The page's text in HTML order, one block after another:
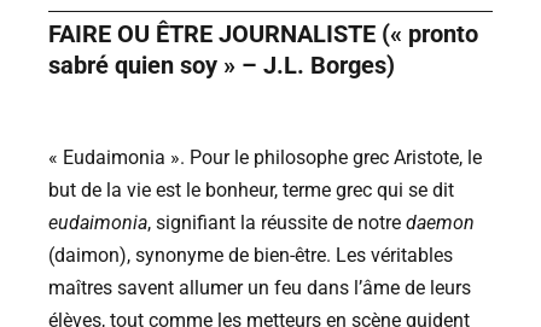
FAIRE OU ÊTRE JOURNALISTE (« pronto
sabré quien soy » – J.L. Borges)
« Eudaimonia ». Pour le philosophe grec Aristote, le
but de la vie est le bonheur, terme grec qui se dit
eudaimonia, signifiant la réussite de notre daemon
(daimon), synonyme de bien-être. Les véritables
maîtres savent allumer un feu dans l’âme de leurs
élèves, tout comme les metteurs en scène guident